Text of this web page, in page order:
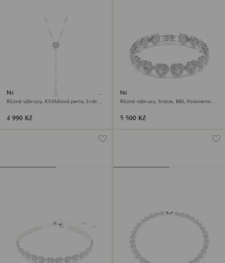
Náhrdelník Y Ariana Grande x
Swarovski
Různé výbrusy, Křišťálová perla, Srdce,
4 990 Kč
Náramek Ariana Grande x
Swarovski
Různé výbrusy, Srdce, Bílá, Pokoveno
5 500 Kč